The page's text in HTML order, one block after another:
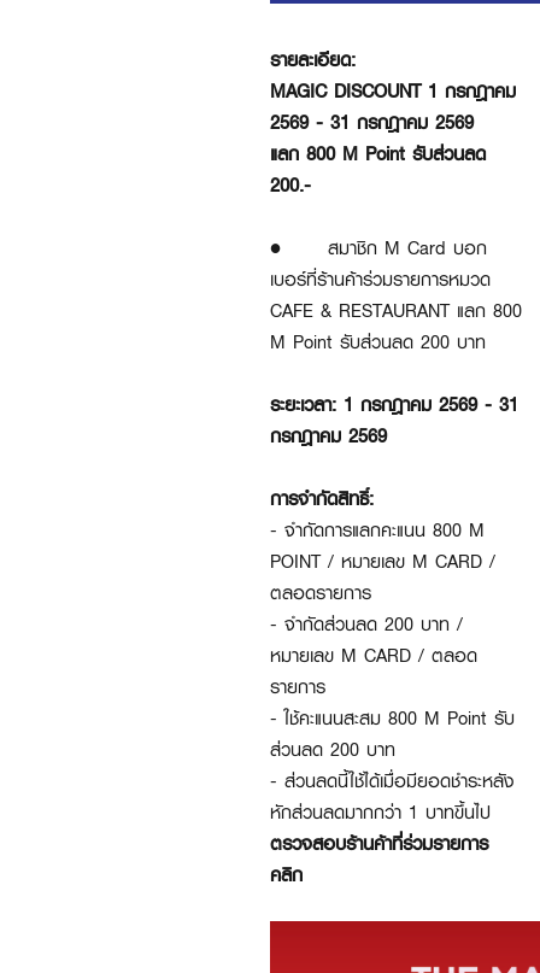
รายละเอียด:
MAGIC DISCOUNT 1 กรกฎาคม
2569 - 31 กรกฎาคม 2569
แลก 800 M Point รับส่วนลด
200.-
•
สมาชิก M Card บอก
เบอร์ที่ร้านค้าร่วมรายการหมวด
CAFE & RESTAURANT แลก 800
M Point รับส่วนลด 200 บาท
ระยะเวลา: 1 กรกฎาคม 2569 - 31
กรกฎาคม 2569
การจำกัดสิทธิ์:
- จำกัดการแลกคะแนน 800 M
POINT / หมายเลข M CARD /
ตลอดรายการ
- จำกัดส่วนลด 200 บาท /
หมายเลข M CARD / ตลอด
รายการ
- ใช้คะแนนสะสม 800 M Point รับ
ส่วนลด 200 บาท
- ส่วนลดนี้ใช้ได้เมื่อมียอดชำระหลัง
หักส่วนลดมากกว่า 1 บาทขึ้นไป
ตรวจสอบร้านค้าที่ร่วมรายการ
คลิก